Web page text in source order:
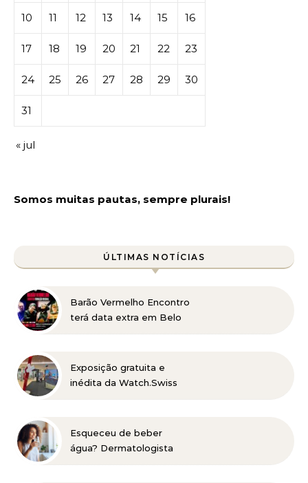
10 11 12 13 14 15 16
17 18 19 20 21 22 23
24 25 26 27 28 29 30
31
« jul
Somos muitas pautas, sempre plurais!
ÚLTIMAS NOTÍCIAS
Barão Vermelho Encontro
terá data extra em Belo
Exposição gratuita e
inédita da Watch.Swiss
Esqueceu de beber
água? Dermatologista